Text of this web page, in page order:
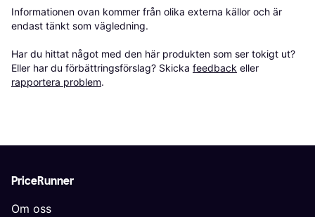
Informationen ovan kommer från olika externa källor och är
endast tänkt som vägledning.
Har du hittat något med den här produkten som ser tokigt ut?
Eller har du förbättringsförslag? Skicka feedback eller
rapportera problem.
PriceRunner
Om oss